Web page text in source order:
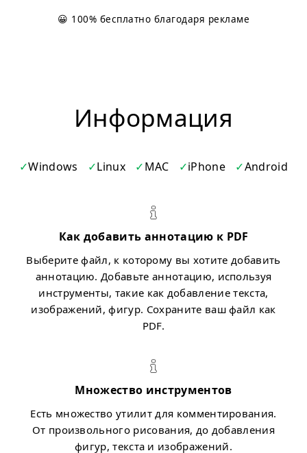
😀 100% бесплатно благодаря рекламе
Информация
Windows Linux MAC iPhone Android
Как добавить аннотацию к PDF
Выберите файл, к которому вы хотите добавить
аннотацию. Добавьте аннотацию, используя
инструменты, такие как добавление текста,
изображений, фигур. Сохраните ваш файл как
PDF.
Множество инструментов
Есть множество утилит для комментирования.
От произвольного рисования, до добавления
фигур, текста и изображений.